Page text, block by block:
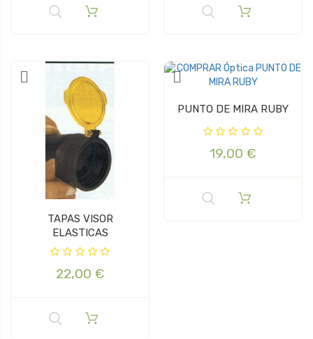
TAPAS VISOR
ELASTICAS
22,00 €
PUNTO DE MIRA RUBY
19,00 €